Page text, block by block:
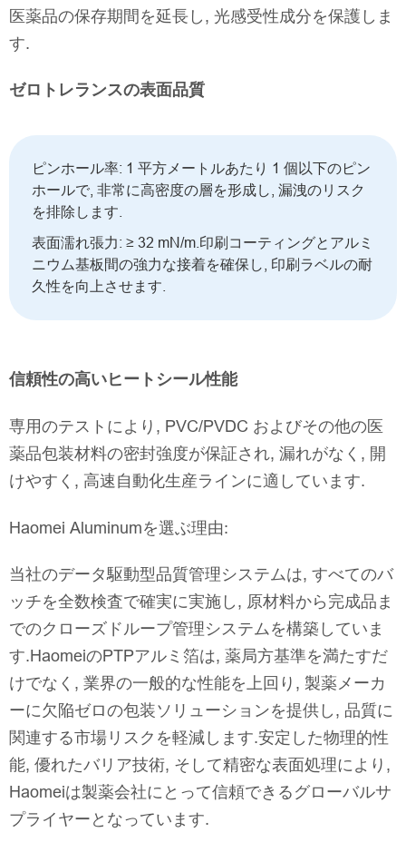
医薬品の保存期間を延長し, 光感受性成分を保護しま
す.
ゼロトレランスの表面品質
ピンホール率: 1 平方メートルあたり 1 個以下のピン
ホールで, 非常に高密度の層を形成し, 漏洩のリスク
を排除します.
表面濡れ張力: ≥ 32 mN/m.印刷コーティングとアルミ
ニウム基板間の強力な接着を確保し, 印刷ラベルの耐
久性を向上させます.
信頼性の高いヒートシール性能
専用のテストにより, PVC/PVDC およびその他の医
薬品包装材料の密封強度が保証され, 漏れがなく, 開
けやすく, 高速自動化生産ラインに適しています.
Haomei Aluminumを選ぶ理由:
当社のデータ駆動型品質管理システムは, すべてのバ
ッチを全数検査で確実に実施し, 原材料から完成品ま
でのクローズドループ管理システムを構築していま
す.HaomeiのPTPアルミ箔は, 薬局方基準を満たすだ
けでなく, 業界の一般的な性能を上回り, 製薬メーカ
ーに欠陥ゼロの包装ソリューションを提供し, 品質に
関連する市場リスクを軽減します.安定した物理的性
能, 優れたバリア技術, そして精密な表面処理により,
Haomeiは製薬会社にとって信頼できるグローバルサ
プライヤーとなっています.